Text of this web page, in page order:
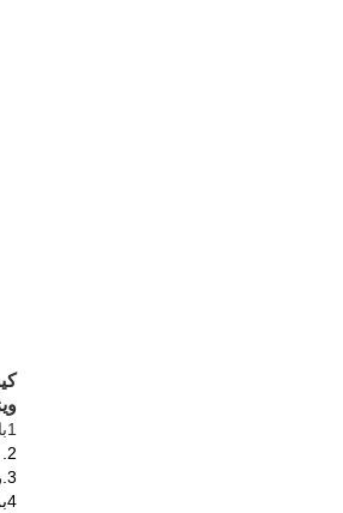
1بارگذاری خودکار رول پارچه پنوماتیک، دستگاه حذف استاتیک.
2. EPC برای کیسه بافت و کیسه پوششی
3.رصد علامت چاپی، طول کیسه توسط سیستم سرو کنترل می شود.
4برش گرم، دهان اتوماتیک باز.